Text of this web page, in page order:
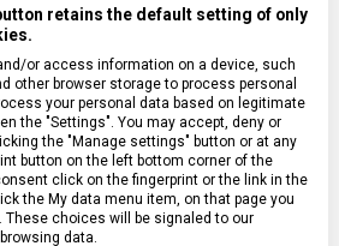
Ne
14
9,1 x 1,8 cm
retains the default setting of only
or access information on a device, such
other browser storage to process personal
your personal data based on legitimate
the "Settings". You may accept, deny or
the "Manage settings" button or at any
button on the left bottom corner of the
click on the fingerprint or the link in the
the My data menu item, on that page you
choices will be signaled to our
data.